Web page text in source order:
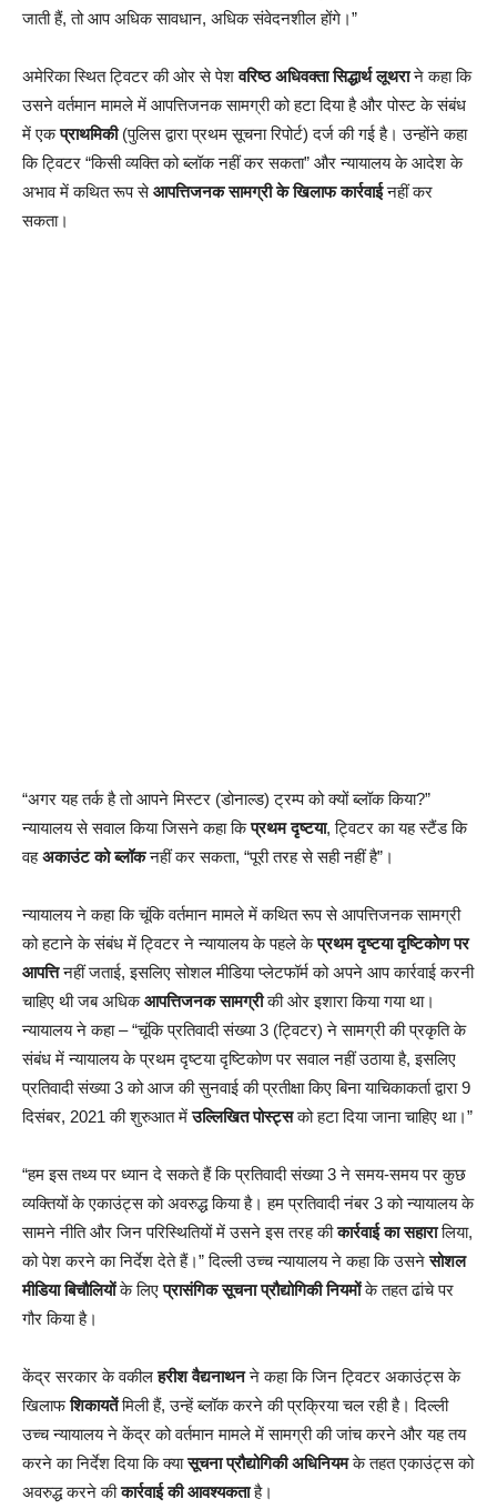
जाती हैं, तो आप अधिक सावधान, अधिक संवेदनशील होंगे।”
अमेरिका स्थित ट्विटर की ओर से पेशवरिष्ठ अधिवक्ता सिद्धार्थ लूथराने कहा कि
उसने वर्तमान मामले में आपत्तिजनक सामग्री को हटा दिया है और पोस्ट के संबंध
में एकप्राथमिकी(पुलिस द्वारा प्रथम सूचना रिपोर्ट) दर्ज की गई है। उन्होंने कहा
कि ट्विटर “किसी व्यक्ति को ब्लॉक नहीं कर सकता” और न्यायालय के आदेश के
अभाव में कथित रूप सेआपत्तिजनक सामग्री के खिलाफ कार्रवाईनहीं कर
सकता।
“अगर यह तर्क है तो आपने मिस्टर (डोनाल्ड) ट्रम्प को क्यों ब्लॉक किया?”
न्यायालय से सवाल किया जिसने कहा किप्रथम दृष्टया, ट्विटर का यह स्टैंड कि
वहअकाउंट को ब्लॉकनहीं कर सकता, “पूरी तरह से सही नहीं है”।
न्यायालय ने कहा कि चूंकि वर्तमान मामले में कथित रूप से आपत्तिजनक सामग्री
को हटाने के संबंध में ट्विटर ने न्यायालय के पहले केप्रथम दृष्टया दृष्टिकोण पर
आपत्तिनहीं जताई, इसलिए सोशल मीडिया प्लेटफॉर्म को अपने आप कार्रवाई करनी
चाहिए थी जब अधिकआपत्तिजनक सामग्रीकी ओर इशारा किया गया था।
न्यायालय ने कहा – “चूंकि प्रतिवादी संख्या 3 (ट्विटर) ने सामग्री की प्रकृति के
संबंध में न्यायालय के प्रथम दृष्टया दृष्टिकोण पर सवाल नहीं उठाया है, इसलिए
प्रतिवादी संख्या 3 को आज की सुनवाई की प्रतीक्षा किए बिना याचिकाकर्ता द्वारा 9
दिसंबर, 2021 की शुरुआत मेंउल्लिखित पोस्ट्सको हटा दिया जाना चाहिए था।”
“हम इस तथ्य पर ध्यान दे सकते हैं कि प्रतिवादी संख्या 3 ने समय-समय पर कुछ
व्यक्तियों के एकाउंट्स को अवरुद्ध किया है। हम प्रतिवादी नंबर 3 को न्यायालय के
सामने नीति और जिन परिस्थितियों में उसने इस तरह कीकार्रवाई का सहारालिया,
को पेश करने का निर्देश देते हैं।” दिल्ली उच्च न्यायालय ने कहा कि उसनेसोशल
मीडिया बिचौलियोंके लिएप्रासंगिक सूचना प्रौद्योगिकी नियमोंके तहत ढांचे पर
गौर किया है।
केंद्र सरकार के वकीलहरीश वैद्यनाथनने कहा कि जिन ट्विटर अकाउंट्स के
खिलाफशिकायतेंमिली हैं, उन्हें ब्लॉक करने की प्रक्रिया चल रही है। दिल्ली
उच्च न्यायालय ने केंद्र को वर्तमान मामले में सामग्री की जांच करने और यह तय
करने का निर्देश दिया कि क्यासूचना प्रौद्योगिकी अधिनियमके तहत एकाउंट्स को
अवरुद्ध करने कीकार्रवाई की आवश्यकताहै।